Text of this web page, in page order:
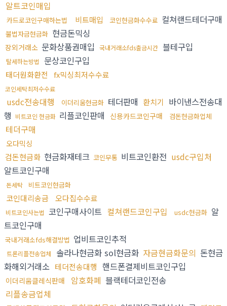
알트코인매입
카드로코인구매하는법 비트매입 코인현금화수수료 컬쳐랜드테더구매
불법자금현금화 현금돈믹싱
장외거래소 문화상품권매입 국내거래소fds출금시간 블테구입
탈세하는방법 문상코인구입
태더원화환전 fx믹싱최저수수료
코인세탁최저수수료
usdc전송대행 이더리움현금화 테더판매 환치기 바이낸스전송대
행 비트코인 현금화 리플코인판매 신용카드코인구매 검돈현금화업체
테더구매
오다믹싱
검돈현금화 현금화재테크 코인무통 비트코인환전 usdc구입처
알트코인구매
돈세탁 비트코인현금화
코인대리송금 오다집수수료
비트코인사는법 코인구매사이트 컬쳐랜드코인구입 usdc현금화 알
트코인구매
국내거래소fds해결방법 업비트코인추적
트론리플전송업체 솔라나현금화 sol현금화 자금현금화문의 돈현금
화해외거래소 테더전송대행 핸드폰결제비트코인구입
이더리움클레식판매 암호화폐 블랙테더코인전송
리플송금업체